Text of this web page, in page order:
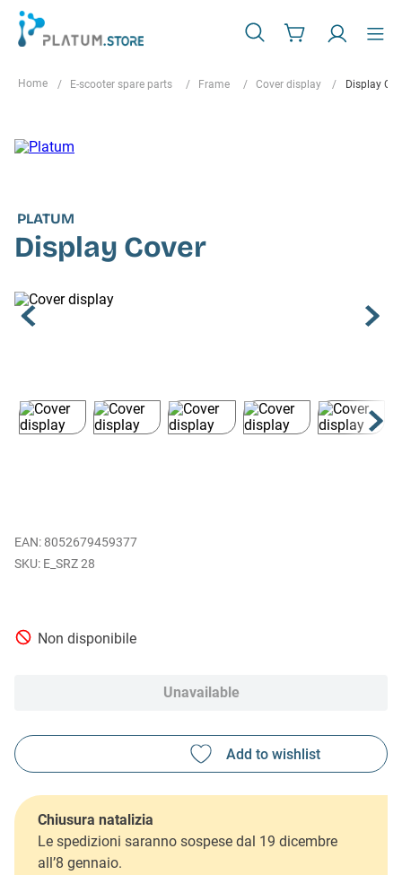
E-scooter spare parts Frame Cover display Display
PLATUM
Display Cover
EAN: 8052679459377
E_SRZ 28
Non disponibile
Unavailable
Chiusura natalizia
Le spedizioni saranno sospese dal 19 dicembre
all’8 gennaio.